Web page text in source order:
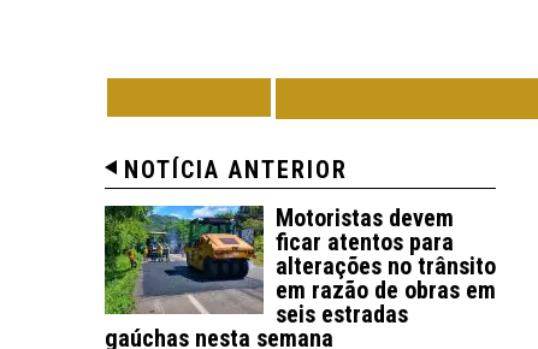
NOTÍCIA ANTERIOR
Motoristas devem
ficar atentos para
alterações no trânsito
em razão de obras em
seis estradas
gaúchas nesta semana